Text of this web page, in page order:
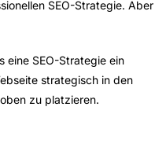
SEO-Strategie. Aber
eine SEO-Strategie ein
strategisch in den
zu platzieren.